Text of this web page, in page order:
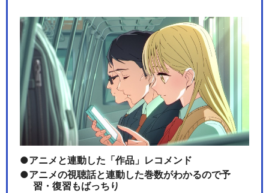
アニメと連動した「作品」レコメンド
アニメの視聴話と連動した巻数がわかるので予
習・復習もばっちり